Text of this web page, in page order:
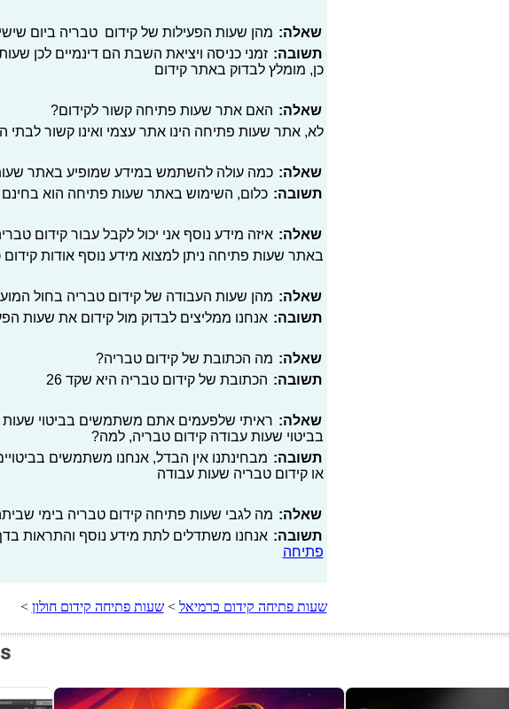
שאלה: מהן שעות הפעילות של קידום טבריה ביום
תשובה: זמני כניסה ויציאת השבת הם דינמיים לכן
כן, מומלץ לבדוק באתר קידום
שאלה: האם אתר שעות פתיחה קשור לקידום?
לא, אתר שעות פתיחה הינו אתר עצמי ואינו קשור
שאלה: כמה עולה להשתמש במידע שמופיע באתר
תשובה: כלום, השימוש באתר שעות פתיחה הוא בחינם
שאלה: איזה מידע נוסף אני יכול לקבל עבור קידום
באתר שעות פתיחה ניתן למצוא מידע נוסף אודות קידום
שאלה: מהן שעות העבודה של קידום טבריה בחול
תשובה: אנחנו ממליצים לבדוק מול קידום את שעות
שאלה: מה הכתובת של קידום טבריה?
תשובה: הכתובת של קידום טבריה היא שקד 26
שאלה: ראיתי שלפעמים אתם משתמשים בביטוי שעות
בביטוי שעות עבודה קידום טבריה, למה?
תשובה: מבחינתנו אין הבדל, אנחנו משתמשים
או קידום טבריה שעות עבודה
שאלה: מה לגבי שעות פתיחה קידום טבריה בימי
תשובה: אנחנו משתדלים לתת מידע נוסף והתראות
פתיחה
שעות פתיחה קידום כרמיאל >שעות פתיחה קידום חולון >